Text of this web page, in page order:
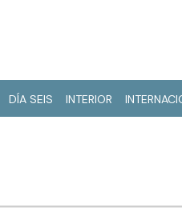
DÍA SEIS INTERIOR